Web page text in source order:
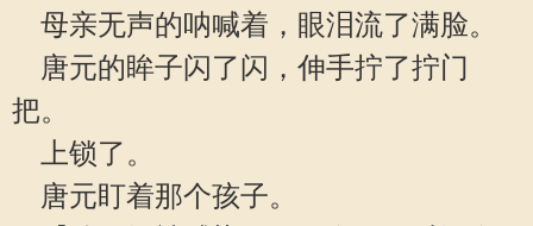
母亲无声的呐喊着，眼泪流了满脸。
唐元的眸子闪了闪，伸手拧了拧门
把。
上锁了。
唐元盯着那个孩子。